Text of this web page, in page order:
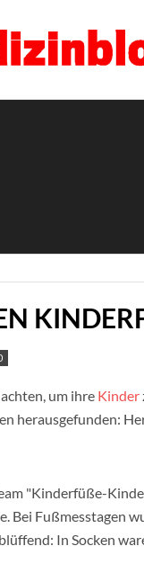
um ihre Kinder
herausgefunden:
"Kinderfüße-
Bei Fußmesstagen
In Socken